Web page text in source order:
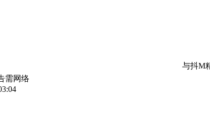
与抖M精灵的异世界
需网络